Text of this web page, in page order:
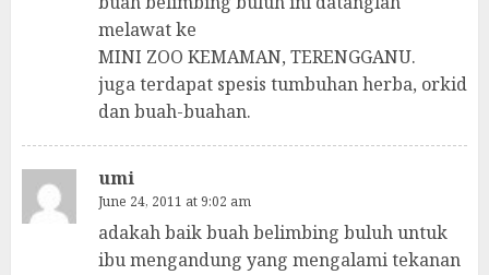
melawat ke
MINI ZOO KEMAMAN, TERENGGANU.
juga terdapat spesis tumbuhan herba, orkid
dan buah-buahan.
umi
June 24, 2011 at 9:02 am
adakah baik buah belimbing buluh untuk
ibu mengandung yang mengalami tekanan